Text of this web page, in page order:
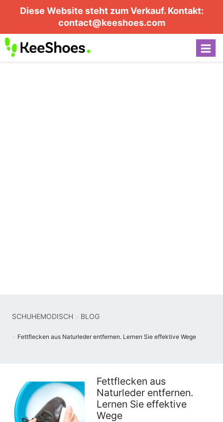
Diese Website steht zum Verkauf. Kontakt:
contact@keeshoes.com
SCHUHEMODISCH BLOG
Fettflecken aus Naturleder entfernen. Lernen Sie effektive Wege
Fettflecken aus
Naturleder entfernen.
Lernen Sie effektive
Wege